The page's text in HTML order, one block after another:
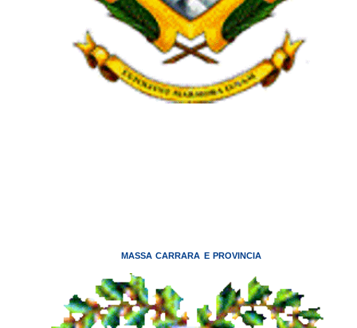
MASSA CARRARA E PROVINCIA